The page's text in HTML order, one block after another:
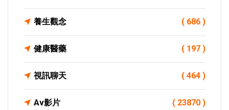
養生觀念 ( 686 )
健康醫藥 ( 197 )
視訊聊天 ( 464 )
Av影片 ( 23870 )